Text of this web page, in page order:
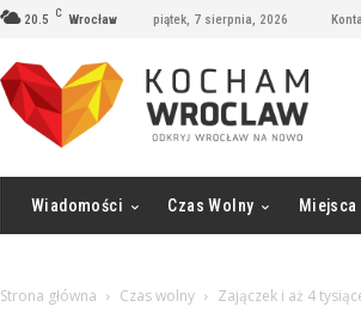
20.5 C Wrocław piątek, 7 sierpnia, 2026
Wiadomości Czas Wolny Miejsca
Strona główna Czas wolny Zajączek i aż 4